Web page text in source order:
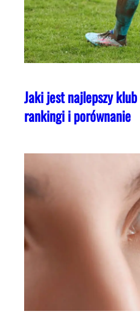
Jaki jest najlepszy
rankingi i porównanie